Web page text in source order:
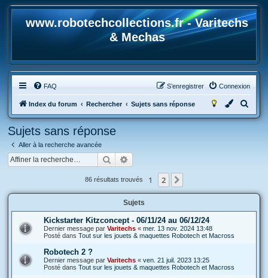
www.robotechcollections.fr - Varitechs
& Mechas
FAQ Connexion
S’enregistrer
Index du forum Rechercher Sujets sans réponse
e
c
Sujets sans réponse
Aller à la recherche avancée
Rechercher
86 résultats trouvés 1 2
Sujets
Kickstarter Kitzconcept - 06/11/24 au 06/12/24
Dernier message par Varitechs « mer. 13 nov. 2024 13:48
Posté dans Tout sur les jouets & maquettes Robotech et Macross
Robotech 2 ?
Dernier message par Varitechs « ven. 21 juil. 2023 13:25
Posté dans Tout sur les jouets & maquettes Robotech et Macross